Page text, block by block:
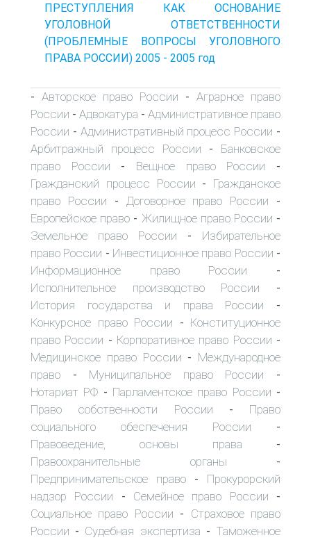
ПРЕСТУПЛЕНИЯ КАК ОСНОВАНИЕ
УГОЛОВНОЙ ОТВЕТСТВЕННОСТИ
(ПРОБЛЕМНЫЕ ВОПРОСЫ УГОЛОВНОГО
ПРАВА РОССИИ) 2005 - 2005 год
- Авторское право России - Аграрное право
России - Адвокатура - Административное право
России - Административный процесс России -
Арбитражный процесс России - Банковское
право России - Вещное право России -
Гражданский процесс России - Гражданское
право России - Договорное право России -
Европейское право - Жилищное право России -
Земельное право России - Избирательное
право России - Инвестиционное право России -
Информационное право России -
Исполнительное производство России -
История государства и права России -
Конкурсное право России - Конституционное
право России - Корпоративное право России -
Медицинское право России - Международное
право - Муниципальное право России -
Нотариат РФ - Парламентское право России -
Право собственности России - Право
социального обеспечения России -
Правоведение, основы права -
Правоохранительные органы -
Предпринимательское право - Прокурорский
надзор России - Семейное право России -
Социальное право России - Страховое право
России - Судебная экспертиза - Таможенное